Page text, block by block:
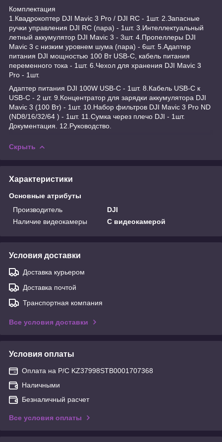
Комплектация
1.Квадрокоптер DJI Mavic 3 Pro / DJI RC - 1шт. 2.Запасные
ручки управления DJI RC (пара) - 1шт. 3.Интеллектуальный
летный аккумулятор DJI Mavic 3 - 3шт. 4.Пропеллеры DJI
Mavic 3 с низким уровнем шума (пара) - 6шт. 5.Адаптер
питания DJI мощностью 100 Вт USB-C, кабель питания
переменного тока - 1шт. 6.Чехол для хранения DJI Mavic 3
Pro - 1шт.
Адаптер питания DJI 100W USB-C - 1шт. 8.Кабель USB-C к
USB-C - 2 шт. 9.Концентратор для зарядки аккумулятора DJI
Mavic 3 (100 Вт) - 1шт. 10.Набор фильтров DJI Mavic 3 Pro ND
(ND8/16/32/64 ) - 1шт. 11.Сумка через плечо DJI - 1шт.
Документация. 12.Руководство.
Скрыть
Характеристики
Основные атрибуты
Производитель
DJI
Наличие видеокамеры
С видеокамерой
Условия доставки
Доставка курьером
Доставка почтой
Транспортная компания
Все условия доставки
Условия оплаты
Оплата на Р/С KZ37998STB0001707368
Наличными
Безналичный расчет
Все условия оплаты